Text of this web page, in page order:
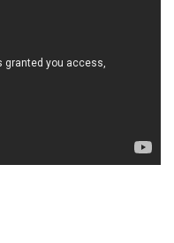
aan een nieuw